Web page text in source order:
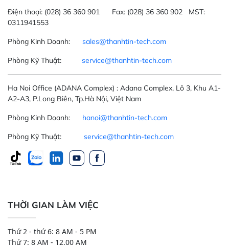
Điện thoại: (028) 36 360 901 Fax: (028) 36 360 902 MST:
0311941553
Phòng Kinh Doanh: sales@thanhtin-tech.com
Phòng Kỹ Thuật: service@thanhtin-tech.com
Ha Noi Office (ADANA Complex) : Adana Complex, Lô 3, Khu A1-
A2-A3, P.Long Biên, Tp.Hà Nội, Việt Nam
Phòng Kinh Doanh: hanoi@thanhtin-tech.com
Phòng Kỹ Thuật: service@thanhtin-tech.com
THỜI GIAN LÀM VIỆC
Thứ 2 - thứ 6: 8 AM - 5 PM
Thứ 7: 8 AM - 12.00 AM